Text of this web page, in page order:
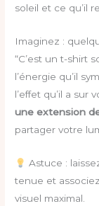
soleil et ce qu’il
Imaginez :
“C’est un t-shirt
l’énergie qu’il
l’effet qu’il a sur
une extension
partager votre
Astuce :
tenue et
visuel maximal.